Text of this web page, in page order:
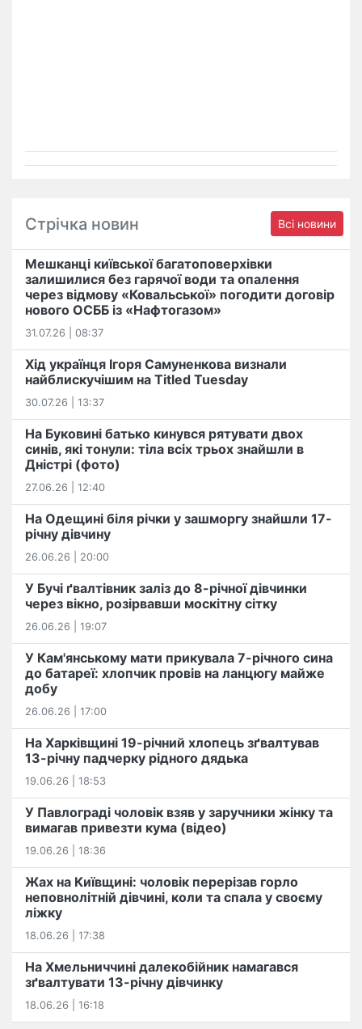
Стрічка новин Всі новини
Мешканці київської багатоповерхівки
залишилися без гарячої води та опалення
через відмову «Ковальської» погодити договір
нового ОСББ із «Нафтогазом»
31.07.26 | 08:37
Хід українця Ігоря Самуненкова визнали
найблискучішим на Titled Tuesday
30.07.26 | 13:37
На Буковині батько кинувся рятувати двох
синів, які тонули: тіла всіх трьох знайшли в
Дністрі (фото)
27.06.26 | 12:40
На Одещині біля річки у зашморгу знайшли 17-
річну дівчину
26.06.26 | 20:00
У Бучі ґвалтівник заліз до 8-річної дівчинки
через вікно, розірвавши москітну сітку
26.06.26 | 19:07
У Кам'янському мати прикувала 7-річного сина
до батареї: хлопчик провів на ланцюгу майже
добу
26.06.26 | 17:00
На Харківщині 19-річний хлопець​ ️зґвалтував
13-річну падчерку рідного дядька
19.06.26 | 18:53
У Павлограді чоловік взяв у заручники жінку та
вимагав привезти кума (відео)
19.06.26 | 18:36
Жах на Київщині: чоловік перерізав горло
неповнолітній дівчині, коли та спала у своєму
ліжку
18.06.26 | 17:38
На Хмельниччині далекобійник намагався
зґвалтувати 13-річну дівчинку
18.06.26 | 16:18